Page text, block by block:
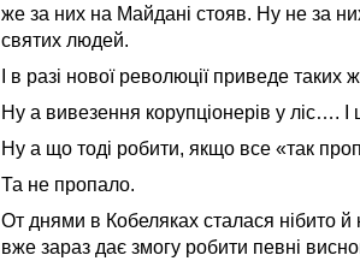
же за них на Майдані стояв. Ну не за
святих людей.
І в разі нової революції приведе таких
Ну а вивезення корупціонерів у ліс…. І
Ну а що тоді робити, якщо все «так
Та не пропало.
От днями в Кобеляках сталася нібито й
вже зараз дає змогу робити певні